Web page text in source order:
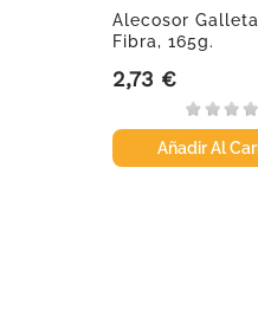
Alecosor
Fibra, 165g.
Precio
2,73 €
Añadir Al